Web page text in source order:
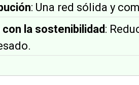
: Una red sólida y
la sostenibilidad :